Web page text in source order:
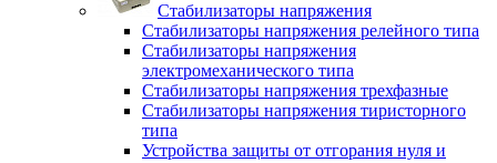
Стабилизаторы напряжения
Стабилизаторы напряжения релейного типа
Стабилизаторы напряжения
электромеханического типа
Стабилизаторы напряжения трехфазные
Стабилизаторы напряжения тиристорного
типа
Устройства защиты от отгорания нуля и